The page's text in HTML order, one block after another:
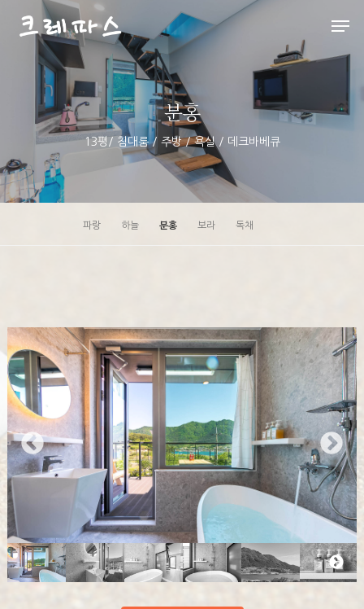
Hit enter to search or ESC to close
분홍
13평/ 침대룸 / 주방 / 욕실 / 데크바베큐
파랑 하늘 분홍 보라 독채